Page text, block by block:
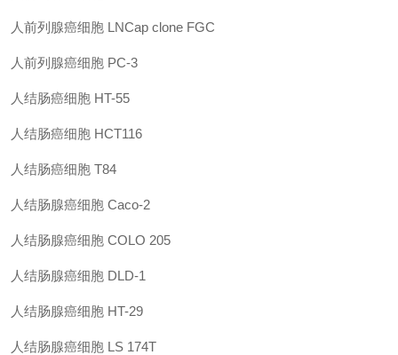
人前列腺癌细胞 LNCap clone FGC
人前列腺癌细胞 PC-3
人结肠癌细胞 HT-55
人结肠癌细胞 HCT116
人结肠癌细胞 T84
人结肠腺癌细胞 Caco-2
人结肠腺癌细胞 COLO 205
人结肠腺癌细胞 DLD-1
人结肠腺癌细胞 HT-29
人结肠腺癌细胞 LS 174T